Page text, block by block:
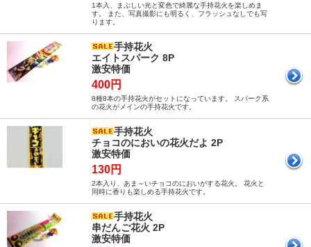
1本入、まぶしい光と変色で綺麗な手持花火を楽しめま
す。 また、写真撮影にも明るく、フラッシュなしでも写
ります。
手持花火
エイトスパーク 8P
激安特価
400円
8種8本の手持花火がセットになっています。 スパーク系
の花火がメインの手持花火です。
手持花火
チョコのにおいの花火だよ 2P
激安特価
130円
2本入り、あま～いチョコのにおいがする花火。 花火と
同時に香りも楽しめる手持花火です。
手持花火
串だんご花火 2P
激安特価